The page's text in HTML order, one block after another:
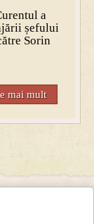
a
șefului
Sorin
mai mult